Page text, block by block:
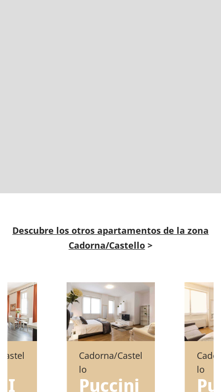
Descubre los otros apartamentos de la zona
Cadorna/Castello >
I
Cadorna/Castel
lo
Puccini
lo